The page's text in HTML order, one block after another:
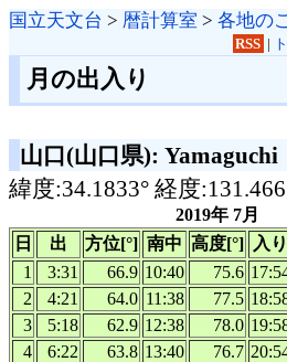
国立天文台 > 暦計算室 > 各地の
RSS |
月の出入り
山口(山口県): Yamaguchi
緯度:34.1833° 経度
2019年 7月
日
出 方位[°] 南中 高度[°] 入り
1
3:31 66.9 10:40 75.6
2
4:21 64.0 11:38 77.5
3
5:18 62.9 12:38 78.0
4
6:22 63.8 13:40 76.7